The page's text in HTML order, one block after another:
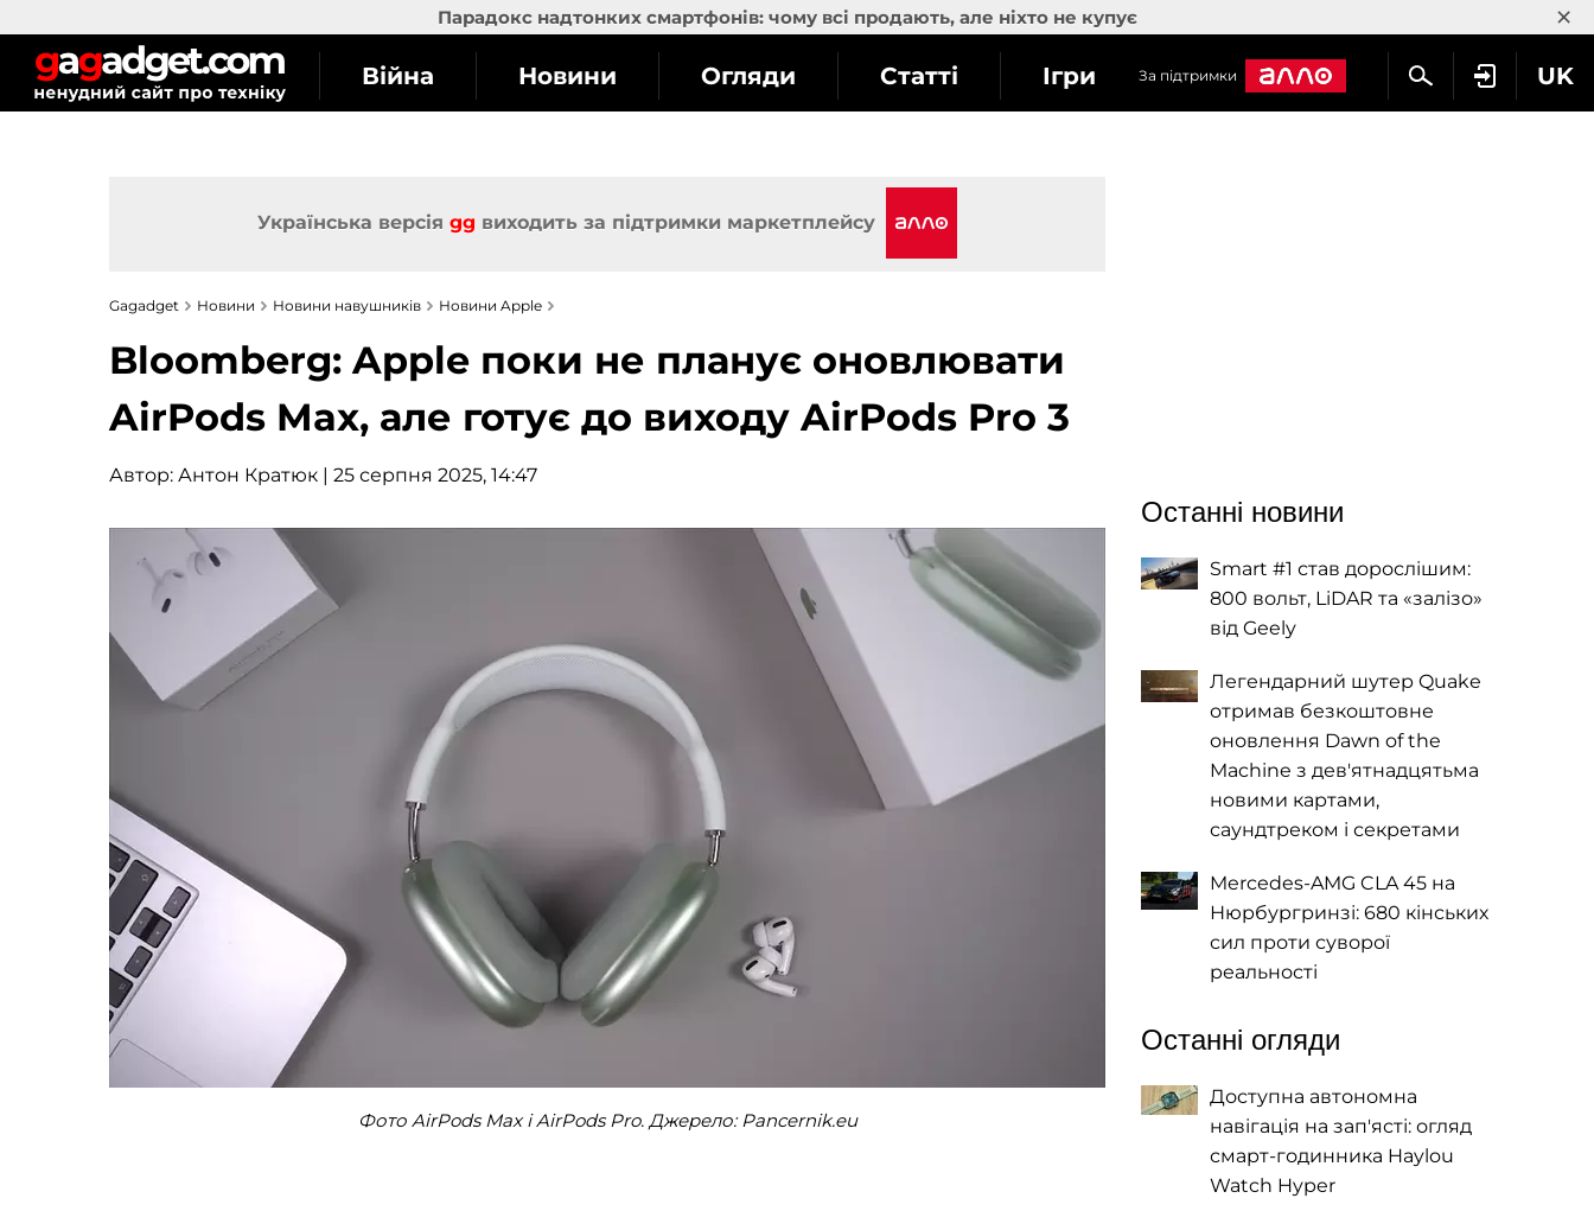
Парадокс надтонких смартфонів: чому всі продають, але ніхто не купує ×
UK
Війна Новини Огляди Статті Ігри За підтримки
Українська версія gg виходить за підтримки маркетплейсу
Gagadget Новини Новини навушників Новини Apple
Bloomberg: Apple поки не планує оновлювати
AirPods Max, але готує до виходу AirPods Pro 3
Автор: Антон Кратюк | 25 серпня 2025, 14:47
Фото AirPods Max і AirPods Pro. Джерело: Pancernik.eu
Останні новини
Smart #1 став дорослішим:
800 вольт, LiDAR та «залізо»
від Geely
Легендарний шутер Quake
отримав безкоштовне
оновлення Dawn of the
Machine з дев'ятнадцятьма
новими картами,
саундтреком і секретами
Mercedes-AMG CLA 45 на
Нюрбургринзі: 680 кінських
сил проти суворої
реальності
Останні огляди
Доступна автономна
навігація на зап'ясті: огляд
смарт-годинника Haylou
Watch Hyper